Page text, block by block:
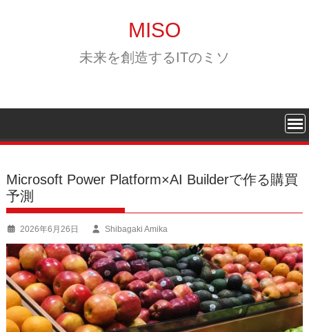
MISO
未来を創造するITのミソ
Microsoft Power Platform×AI Builderで作る購買
予測
2026年6月26日 Shibagaki Amika